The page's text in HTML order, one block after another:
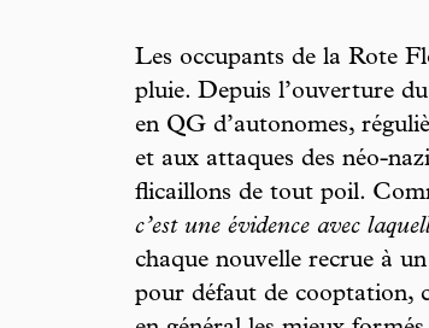
Les occupants de la Rote
pluie. Depuis l’ouverture
en QG d’autonomes,
et aux attaques des néo-
flicaillons de tout poil.
c’est une évidence avec
chaque nouvelle recrue à
pour défaut de cooptation,